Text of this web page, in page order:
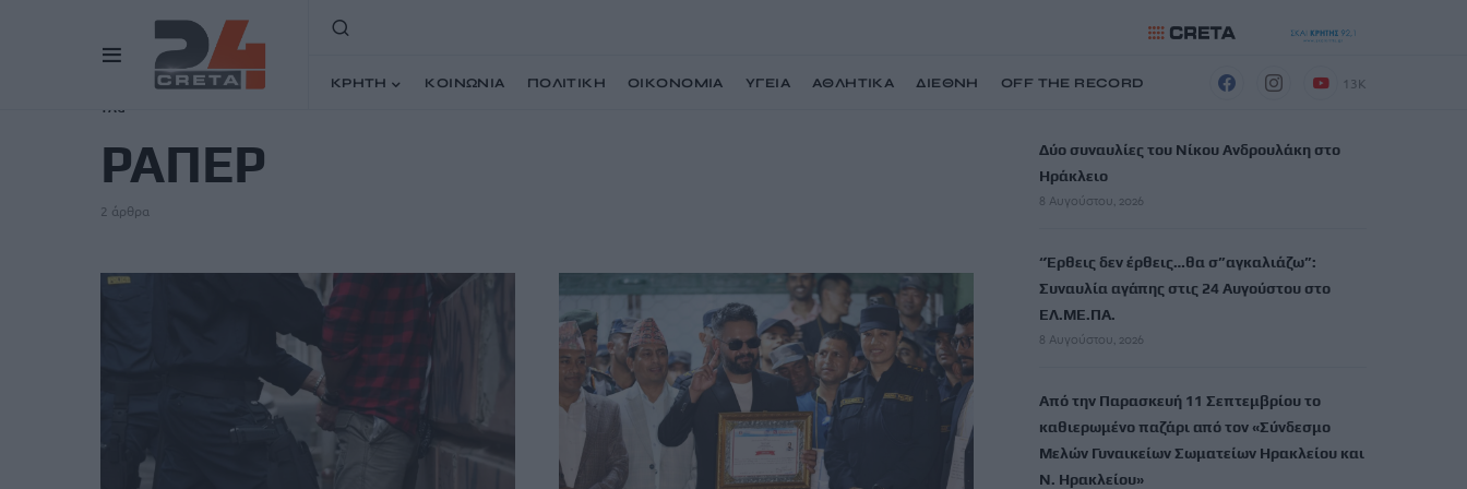
ΚΡΗΤΗ ΚΟΙΝΩΝΙΑ ΠΟΛΙΤΙΚΗ ΟΙΚΟΝΟΜΙΑ ΥΓΕΙΑ ΑΘΛΗΤΙΚΑ ΔΙΕΘΝΗ OFF THE RECORD
13K
TAG
ΡΑΠΕΡ
2 άρθρα
Δύο συναυλίες του Νίκου Ανδρουλάκη στο
Ηράκλειο
8 Αυγούστου, 2026
“Έρθεις δεν έρθεις…θα σ”αγκαλιάζω”:
Συναυλία αγάπης στις 24 Αυγούστου στο
ΕΛ.ΜΕ.ΠΑ.
8 Αυγούστου, 2026
Από την Παρασκευή 11 Σεπτεμβρίου το
καθιερωμένο παζάρι από τον «Σύνδεσμο
Μελών Γυναικείων Σωματείων Ηρακλείου και
Ν. Ηρακλείου»